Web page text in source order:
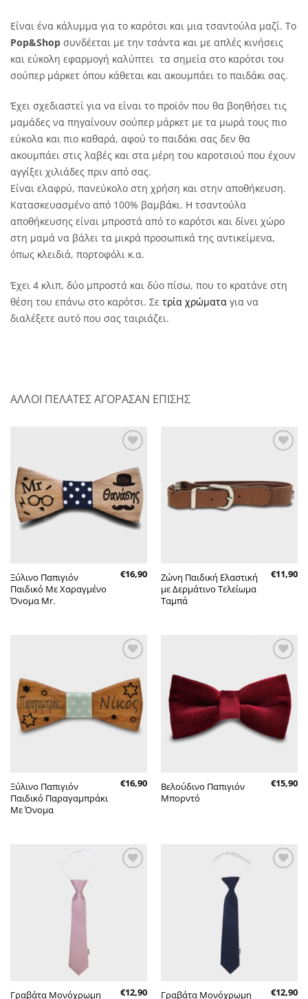
Είναι ένα κάλυμμα για το καρότσι και μια τσαντούλα μαζί. Το
Pop&Shop συνδέεται με την τσάντα και με απλές κινήσεις
και εύκολη εφαρμογή καλύπτει τα σημεία στο καρότσι του
σούπερ μάρκετ όπου κάθεται και ακουμπάει το παιδάκι σας.
Έχει σχεδιαστεί για να είναι το προϊόν που θα βοηθήσει τις
μαμάδες να πηγαίνουν σούπερ μάρκετ με τα μωρά τους πιο
εύκολα και πιο καθαρά, αφού το παιδάκι σας δεν θα
ακουμπάει στις λαβές και στα μέρη του καροτσιού που έχουν
αγγίξει χιλιάδες πριν από σας.
Είναι ελαφρύ, πανεύκολο στη χρήση και στην αποθήκευση.
Κατασκευασμένο από 100% βαμβάκι. Η τσαντούλα
αποθήκευσης είναι μπροστά από το καρότσι και δίνει χώρο
στη μαμά να βάλει τα μικρά προσωπικά της αντικείμενα,
όπως κλειδιά, πορτοφόλι κ.α.
Έχει 4 κλιπ, δύο μπροστά και δύο πίσω, που το κρατάνε στη
θέση του επάνω στο καρότσι. Σε τρία χρώματα για να
διαλέξετε αυτό που σας ταιριάζει.
ΑΛΛΟΙ ΠΕΛΑΤΕΣ ΑΓΟΡΑΣΑΝ ΕΠΙΣΗΣ
στην λίστα
επιθυμητών
Ξύλινο Παπιγιόν
Παιδικό Με Χαραγμένο
Όνομα Mr.
€16,90
επιθυμητών
Ζώνη Παιδική Ελαστική
με Δερμάτινο Τελείωμα
Ταμπά
€11,90
στην λίστα
επιθυμητών
Ξύλινο Παπιγιόν
Παιδικό Παραγαμπράκι
Με Όνομα
€16,90
στην λίστα
επιθυμητών
Βελούδινο Παπιγιόν
Μπορντό
€15,90
Γραβάτα Μονόχρωμη €12,90 Γραβάτα Μονόχρωμη €12,90